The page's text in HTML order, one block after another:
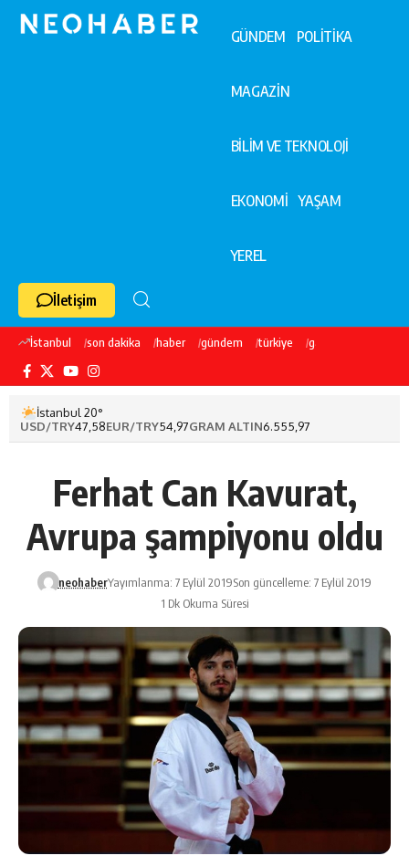
GÜNDEM POLİTİKA
MAGAZİN
BİLİM VE TEKNOLOJİ
EKONOMİ YAŞAM
YEREL
İletişim
İstanbul son dakika haber gündem türkiye galatasaray
İstanbul 20°
USD/TRY47,58EUR/TRY54,97GRAM ALTIN6.555,97
Ferhat Can Kavurat,
Avrupa şampiyonu oldu
neohaberYayımlanma: 7 Eylül 2019Son güncelleme: 7 Eylül 2019
1 Dk Okuma Süresi